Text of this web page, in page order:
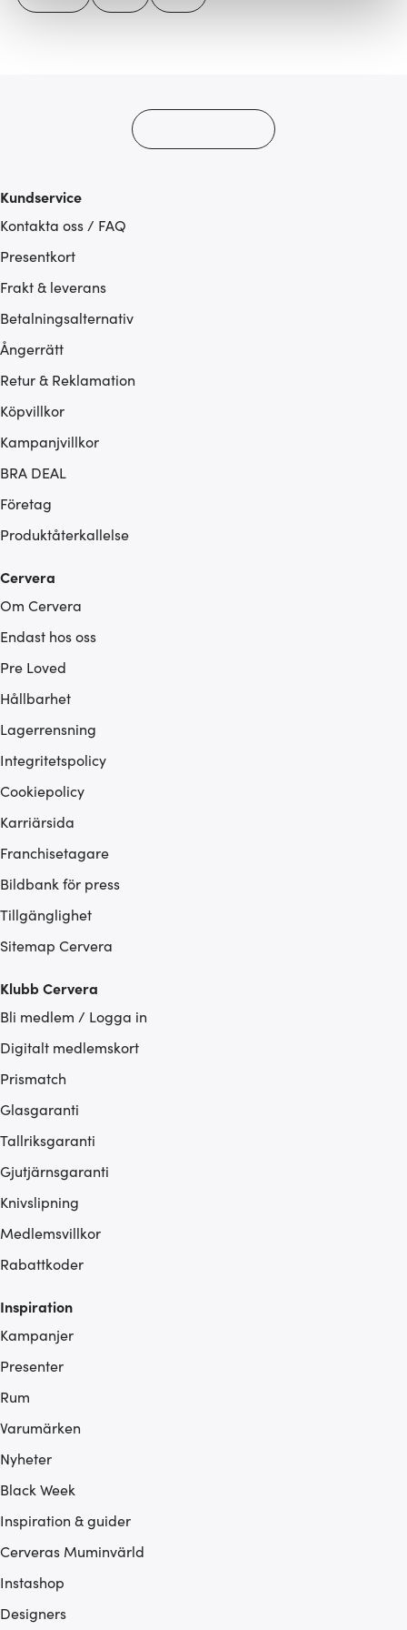
Vi använder cookies för att innehållet och annonserna
Kundservice
Kontakta oss / FAQ
Presentkort
Frakt & leverans
Betalningsalternativ
Ångerrätt
Retur & Reklamation
Köpvillkor
Kampanjvillkor
BRA DEAL
Företag
Produktåterkallelse
Cervera
Om Cervera
Endast hos oss
Pre Loved
Hållbarhet
Lagerrensning
Integritetspolicy
Cookiepolicy
Karriärsida
Franchisetagare
Bildbank för press
Tillgänglighet
Sitemap Cervera
Klubb Cervera
Bli medlem / Logga in
Digitalt medlemskort
Prismatch
Glasgaranti
Tallriksgaranti
Gjutjärnsgaranti
Knivslipning
Medlemsvillkor
Rabattkoder
Inspiration
Kampanjer
Presenter
Rum
Varumärken
Nyheter
Black Week
Inspiration & guider
Cerveras Muminvärld
Instashop
Designers